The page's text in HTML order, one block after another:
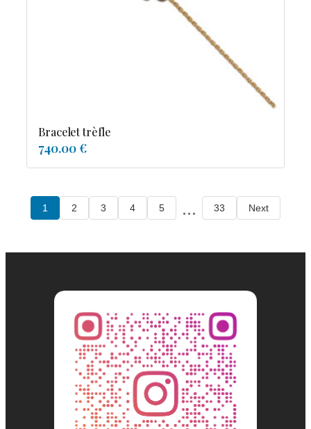
Bracelet trèfle
740.00 €
1 2 3 4 5 ... 33 Next